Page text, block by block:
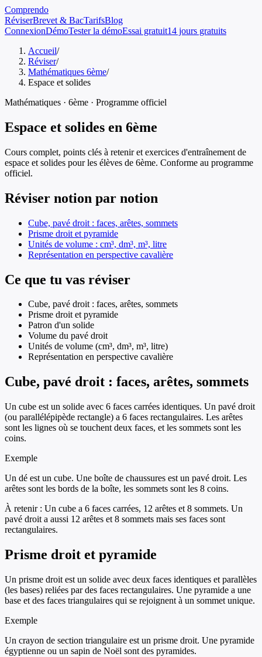
Comprendo
RéviserBrevet & BacTarifsBlog
ConnexionDémoTester la démoEssai gratuit14 jours gratuits
Accueil/
Réviser/
Mathématiques 6ème/
Espace et solides
Mathématiques · 6ème · Programme officiel
Espace et solides en 6ème
Cours complet, points clés à retenir et exercices d'entraînement de
espace et solides pour les élèves de 6ème. Conforme au programme
officiel.
Réviser notion par notion
Cube, pavé droit : faces, arêtes, sommets
Prisme droit et pyramide
Unités de volume : cm³, dm³, m³, litre
Représentation en perspective cavalière
Ce que tu vas réviser
Cube, pavé droit : faces, arêtes, sommets
Prisme droit et pyramide
Patron d'un solide
Volume du pavé droit
Unités de volume (cm³, dm³, m³, litre)
Représentation en perspective cavalière
Cube, pavé droit : faces, arêtes, sommets
Un cube est un solide avec 6 faces carrées identiques. Un pavé droit
(ou parallélépipède rectangle) a 6 faces rectangulaires. Les arêtes
sont les lignes où se touchent deux faces, et les sommets sont les
coins.
Exemple
Un dé est un cube. Une boîte de chaussures est un pavé droit. Les
arêtes sont les bords de la boîte, les sommets sont les 8 coins.
À retenir : Un cube a 6 faces carrées, 12 arêtes et 8 sommets. Un
pavé droit a aussi 12 arêtes et 8 sommets mais ses faces sont
rectangulaires.
Prisme droit et pyramide
Un prisme droit est un solide avec deux faces identiques et parallèles
(les bases) reliées par des faces rectangulaires. Une pyramide a une
base et des faces triangulaires qui se rejoignent à un sommet unique.
Exemple
Un crayon de section triangulaire est un prisme droit. Une pyramide
égyptienne ou un sapin de Noël sont des pyramides.